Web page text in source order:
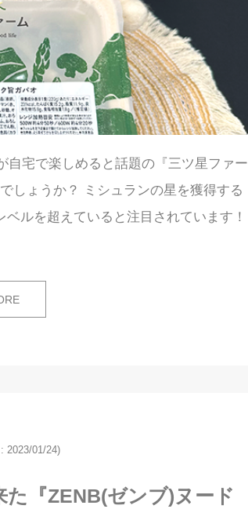
自宅で楽しめると話題の『三ツ星ファー
しょうか？ ミシュランの星を獲得する
ルを超えていると注目されています！
2023/01/24)
『ZENB(ゼンブ)ヌード